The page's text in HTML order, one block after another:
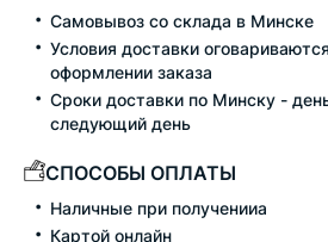
Самовывоз со склада в Минске
Условия доставки
оформлении заказа
Сроки доставки по Минску -
следующий день
СПОСОБЫ ОПЛАТЫ
Наличные при полученииа
Картой онлайн